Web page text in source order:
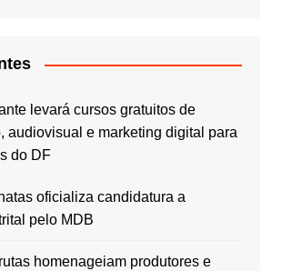
levará cursos gratuitos de
audiovisual e marketing digital para
do DF
oficializa candidatura a
pelo MDB
homenageiam produtores e